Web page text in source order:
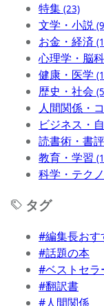
特集 (23)
文学・小説
お金・経済
心理学・脳
健康・医学
歴史・社会
人間関係・
ビジネス・
読書術・書
教育・学習
科学・テク
タグ
#編集長おす
#話題の本
#ベストセラ
#翻訳書
#人間関係